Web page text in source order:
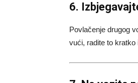
6.
Povlačenje drugog
vući, radite to kratko